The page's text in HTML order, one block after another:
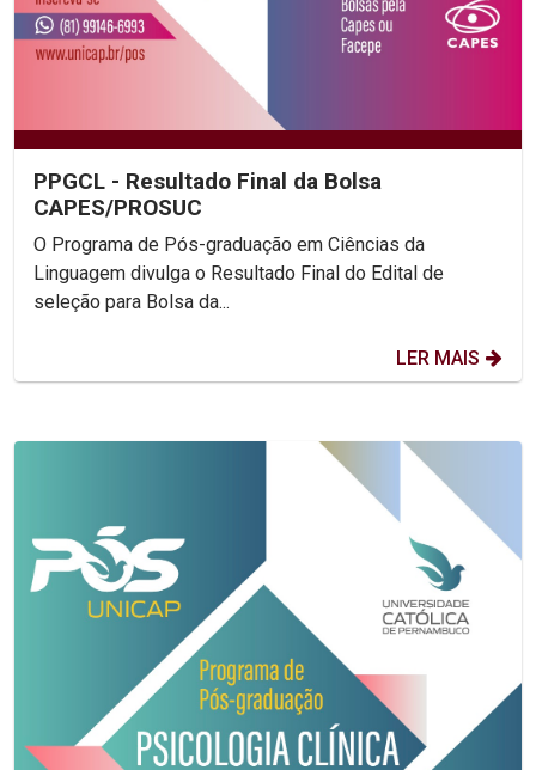
PPGCL - Resultado Final da Bolsa
CAPES/PROSUC
O Programa de Pós-graduação em Ciências da
Linguagem divulga o Resultado Final do Edital de
seleção para Bolsa da...
LER MAIS